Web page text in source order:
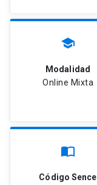
school
Modalidad
Online Mixta
import_contacts
Código Sence